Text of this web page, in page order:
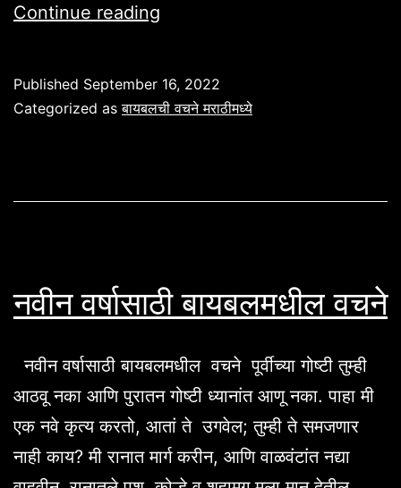
Continue reading
वचने
Published September 16, 2022
Categorized asबायबलची वचने मराठीमध्ये
नवीन वर्षासाठी बायबलमधील वचने
नवीन वर्षासाठी बायबलमधील वचने पूर्वीच्या गोष्टी तुम्ही
आठवू नका आणि पुरातन गोष्टी ध्यानांत आणू नका. पाहा मी
एक नवे कृत्य करतो, आतां ते उगवेल; तुम्ही ते समजणार
नाही काय? मी रानात मार्ग करीन, आणि वाळवंटांत नद्या